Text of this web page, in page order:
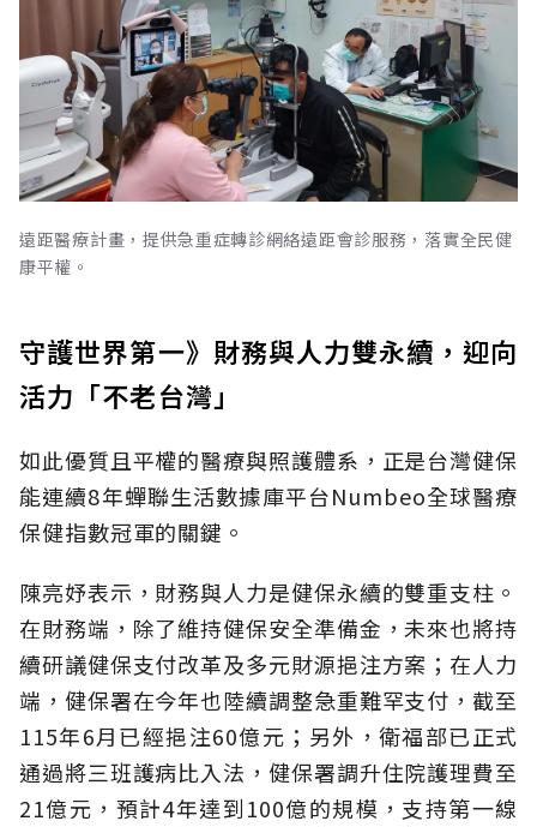
遠距醫療計畫，提供急重症轉診網絡遠距會診服務，落實全民健
康平權。
守護世界第一》財務與人力雙永續，迎向
活力「不老台灣」
如此優質且平權的醫療與照護體系，正是台灣健保
能連續8年蟬聯生活數據庫平台Numbeo全球醫療
保健指數冠軍的關鍵。
陳亮妤表示，財務與人力是健保永續的雙重支柱。
在財務端，除了維持健保安全準備金，未來也將持
續研議健保支付改革及多元財源挹注方案；在人力
端，健保署在今年也陸續調整急重難罕支付，截至
115年6月已經挹注60億元；另外，衛福部已正式
通過將三班護病比入法，健保署調升住院護理費至
21億元，預計4年達到100億的規模，支持第一線